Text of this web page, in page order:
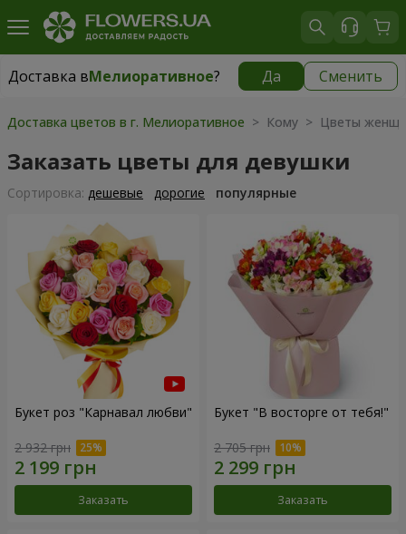
Доставка вМелиоративное? Да Сменить
Доставка вМелиоративное|бесплатно
Доставка цветов в г. Мелиоративное > Кому > Цветы
Заказать цветы для девушки
Cортировка: дешевые дорогие популярные
Букет роз "Карнавал любви"
2 932 грн
Заказать
Букет "В восторге от тебя!"
2 705 грн
Заказать